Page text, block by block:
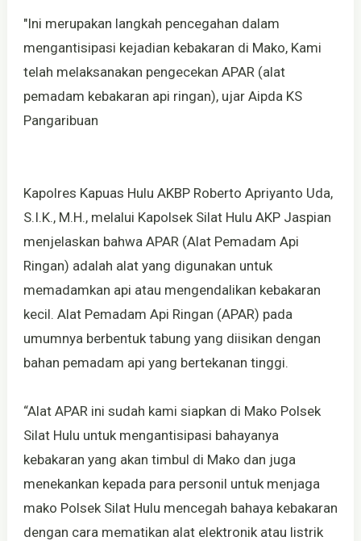
"Ini merupakan langkah pencegahan dalam
mengantisipasi kejadian kebakaran di Mako, Kami
telah melaksanakan pengecekan APAR (alat
pemadam kebakaran api ringan), ujar Aipda KS
Pangaribuan
Kapolres Kapuas Hulu AKBP Roberto Apriyanto Uda,
S.I.K., M.H., melalui Kapolsek Silat Hulu AKP Jaspian
menjelaskan bahwa APAR (Alat Pemadam Api
Ringan) adalah alat yang digunakan untuk
memadamkan api atau mengendalikan kebakaran
kecil. Alat Pemadam Api Ringan (APAR) pada
umumnya berbentuk tabung yang diisikan dengan
bahan pemadam api yang bertekanan tinggi.
“Alat APAR ini sudah kami siapkan di Mako Polsek
Silat Hulu untuk mengantisipasi bahayanya
kebakaran yang akan timbul di Mako dan juga
menekankan kepada para personil untuk menjaga
mako Polsek Silat Hulu mencegah bahaya kebakaran
dengan cara mematikan alat elektronik atau listrik